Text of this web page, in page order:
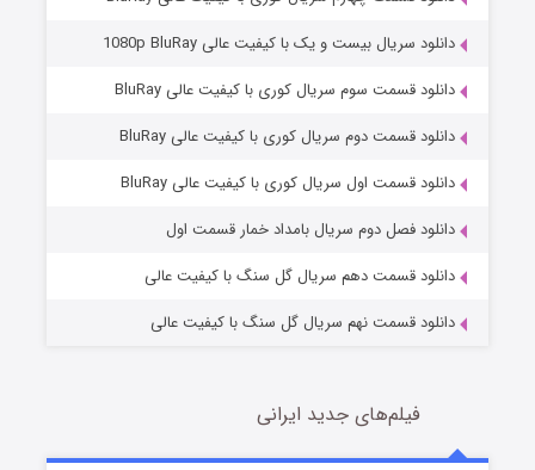
عملیات آپارتمان
قسمت2 (زیرنویس) منتشر شد
دانلود سریال بیست و یک با کیفیت عالی 1080p BluRay
دانلود قسمت سوم سریال کوری با کیفیت عالی BluRay
دانلود قسمت دوم سریال کوری با کیفیت عالی BluRay
دانلود قسمت اول سریال کوری با کیفیت عالی BluRay
دانلود فصل دوم سریال بامداد خمار قسمت اول
دانلود قسمت دهم سریال گل سنگ با کیفیت عالی
دانلود قسمت نهم سریال گل سنگ با کیفیت عالی
فیلم‌های جدید ایرانی